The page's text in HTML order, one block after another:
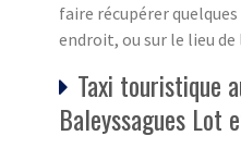
faire récupérer
endroit, ou sur le lieu de
Taxi touristique
Baleyssagues Lot